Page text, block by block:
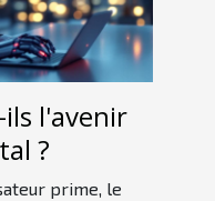
l'avenir
?
prime, le